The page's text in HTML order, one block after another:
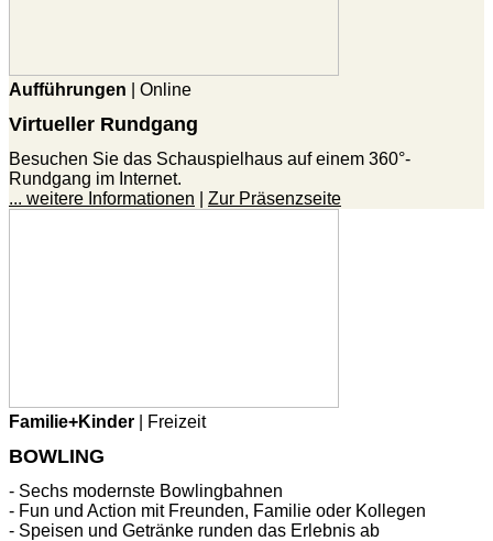
Aufführungen | Online
Virtueller Rundgang
Besuchen Sie das Schauspielhaus auf einem 360°-
Rundgang im Internet.
... weitere Informationen
Zur Präsenzseite
Familie+Kinder | Freizeit
BOWLING
- Sechs modernste Bowlingbahnen
- Fun und Action mit Freunden, Familie oder Kollegen
- Speisen und Getränke runden das Erlebnis ab